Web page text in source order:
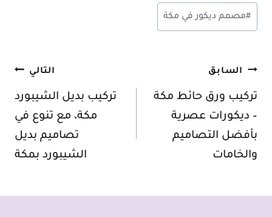
#مصمم ديكور في مكة
تصفّح
المقالات
السابق
تركيب ورق حائط مكة
– ديكورات عصرية
بأفضل التصاميم
والخامات
التالي
تركيب بديل الشيبورد
مكة، مع تنوع في
تصاميم بديل
الشيبورد بمكة